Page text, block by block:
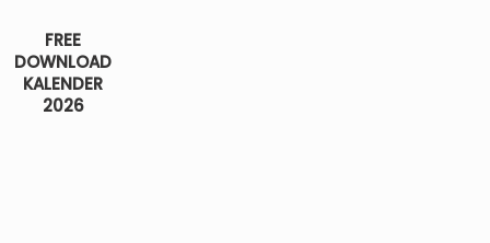
FREE
DOWNLOAD
KALENDER
2026